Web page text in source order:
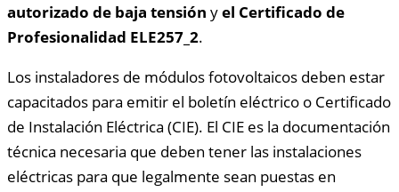
autorizado de baja tensión yel Certificado de
Profesionalidad ELE257_2.
Los instaladores de módulos fotovoltaicos deben estar
capacitados para emitir el boletín eléctrico o Certificado
de Instalación Eléctrica (CIE). El CIE es la documentación
técnica necesaria que deben tener las instalaciones
eléctricas para que legalmente sean puestas en